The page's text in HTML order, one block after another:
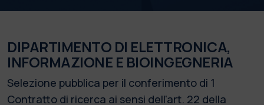
DIPARTIMENTO DI ELETTRONICA,
INFORMAZIONE E BIOINGEGNERIA
Selezione pubblica per il conferimento di 1
Contratto di ricerca ai sensi dell'art. 22 della